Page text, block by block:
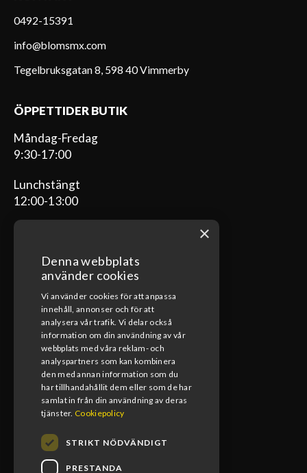
0492-15391
info@blomsmx.com
Tegelbruksgatan 8, 598 40 Vimmerby
ÖPPETTIDER BUTIK
Måndag-Fredag
9:30-17:00
Lunchstängt
12:00-13:00
ÖPPETTIDER VERKSTAD
Måndag-Fredag
08:00-17:00
Lunchstängt
12:00-13:00
×
Denna webbplats
använder cookies
Vi använder cookies för att anpassa
innehåll, annonser och för att
analysera vår trafik. Vi delar också
information om din användning av vår
webbplats med våra reklam- och
analyspartners som kan kombinera
den med annan information som du
har tillhandahållit dem eller som de har
samlat in från din användning av deras
tjänster. Cookiepolicy
STRIKT NÖDVÄNDIGT
PRESTANDA